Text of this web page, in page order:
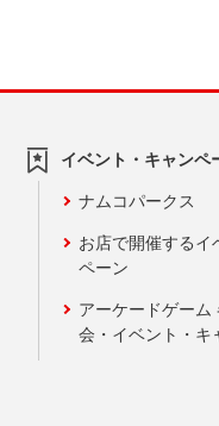
イベント・キャンペ
ナムコパークス
お店で開催するイ
ペーン
アーケードゲーム
会・イベント・キ